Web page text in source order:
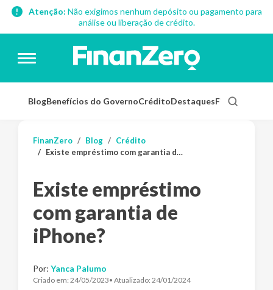
Atenção: Não exigimos nenhum depósito ou pagamento para
análise ou liberação de crédito.
BlogBenefícios do GovernoCréditoDestaquesFinanças
FinanZero Blog
Crédito
Existe empréstimo com garantia de iPhone?
Existe empréstimo
com garantia de
iPhone?
Por: Yanca Palumo
Criado em: 24/05/2023• Atualizado: 24/01/2024